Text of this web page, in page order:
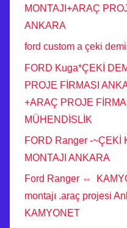
MONTAJI+ARAÇ
ANKARA
ford custom a çeki
FORD Kuga*ÇEKİ
PROJE FİRMASI
+ARAÇ PROJE
MÜHENDİSLİK
FORD Ranger -~ÇEKİ
MONTAJI ANKARA
Ford Ranger ⇔
montajı .araç projesi
KAMYONET